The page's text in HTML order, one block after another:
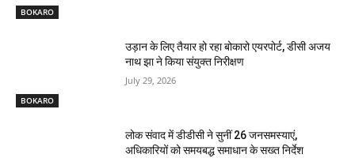
BOKARO
BOKARO
उड़ान के लिए तैयार हो रहा बोकारो एयरपोर्ट, डीसी अजय
नाथ झा ने किया संयुक्त निरीक्षण
July 29, 2026
लोक संवाद में डीडीसी ने सुनीं 26 जनसमस्याएं,
अधिकारियों को समयबद्ध समाधान के सख्त निर्देश